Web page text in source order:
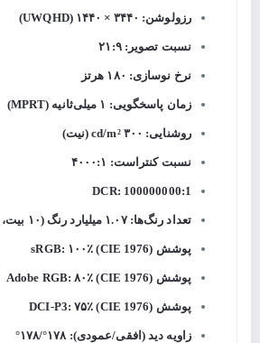
رزولوشن: ۳۴۴۰ × ۱۴۴۰ (UWQHD)
نسبت تصویر: ۲۱:۹
نرخ نوسازی: ۱۸۰ هرتز
زمان پاسخگویی: ۱ میلی‌ثانیه (MPRT)
روشنایی: ۳۰۰ cd/m² (نیت)
نسبت کنتراست: ۴۰۰۰:۱
DCR: 100000000:1
تعداد رنگ‌ها: ۱.۰۷ میلیارد رنگ (۱۰ بیت، ۸ بیت + FRC)
پوشش sRGB: ۱۰۰٪ (CIE 1976)
پوشش Adobe RGB: ۸۰٪ (CIE 1976)
پوشش DCI-P3: ۷۵٪ (CIE 1976)
زاویه دید (افقی/عمودی): ۱۷۸°/۱۷۸°